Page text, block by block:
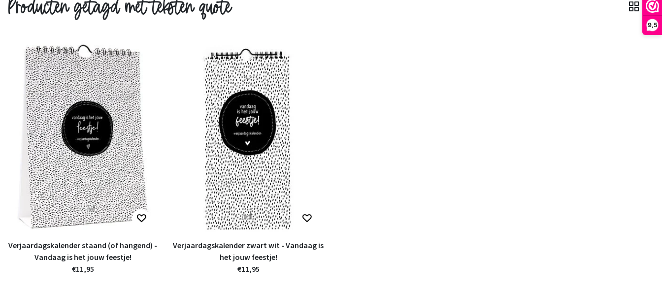
9,5
Producten getagd met teksten quote
Verjaardagskalender staand (of hangend) -
Vandaag is het jouw feestje!
€11,95
Verjaardagskalender zwart wit - Vandaag is
het jouw feestje!
€11,95